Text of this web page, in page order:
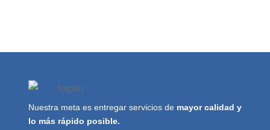
Nuestra meta es entregar servicios de mayor calidad y
lo más rápido posible.